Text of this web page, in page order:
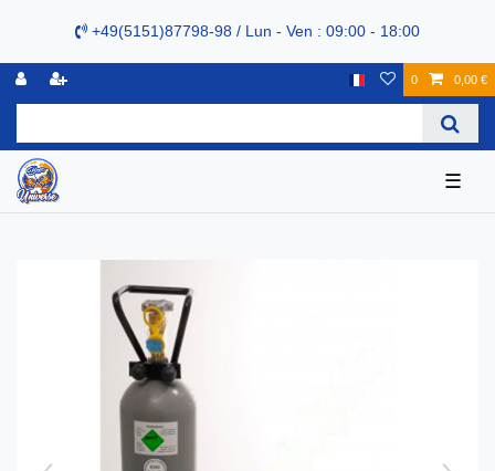
+49(5151)87798-98 / Lun - Ven : 09:00 - 18:00
0 0,00 €
☰